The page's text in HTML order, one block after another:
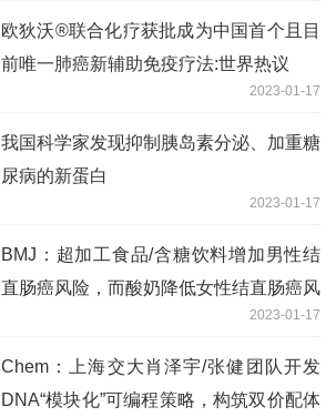
欧狄沃®联合化疗获批成为中国首个且目
前唯一肺癌新辅助免疫疗法:世界热议
2023-01-17
我国科学家发现抑制胰岛素分泌、加重糖
尿病的新蛋白
2023-01-17
BMJ：超加工食品/含糖饮料增加男性结
直肠癌风险，而酸奶降低女性结直肠癌风
2023-01-17
Chem：上海交大肖泽宇/张健团队开发
DNA“模块化”可编程策略，构筑双价配体